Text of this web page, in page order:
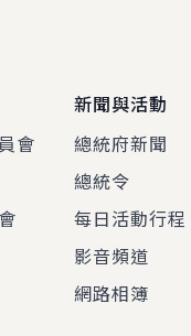
會
新聞與活動
總統府新聞
總統令
每日活動行程
影音頻道
網路相簿